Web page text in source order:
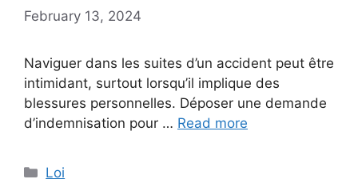
February 13, 2024
Naviguer dans les suites d’un accident peut être
intimidant, surtout lorsqu’il implique des
blessures personnelles. Déposer une demande
d’indemnisation pour … Read more
Categories
Loi